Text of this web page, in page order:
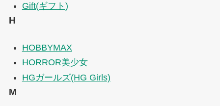
Gift(ギフト)
H
HOBBYMAX
HORROR美少女
HGガールズ(HG Girls)
M